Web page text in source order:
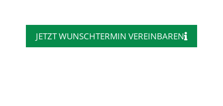
JETZT WUNSCHTERMIN VEREINBAREN